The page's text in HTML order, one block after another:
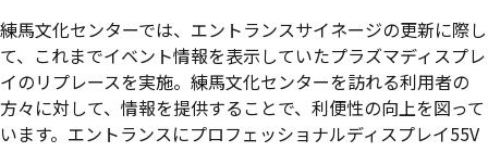
練馬文化センターでは、エントランスサイネージの更新に際し
て、これまでイベント情報を表示していたプラズマディスプレ
イのリプレースを実施。練馬文化センターを訪れる利用者の
方々に対して、情報を提供することで、利便性の向上を図って
います。エントランスにプロフェッショナルディスプレイ55V